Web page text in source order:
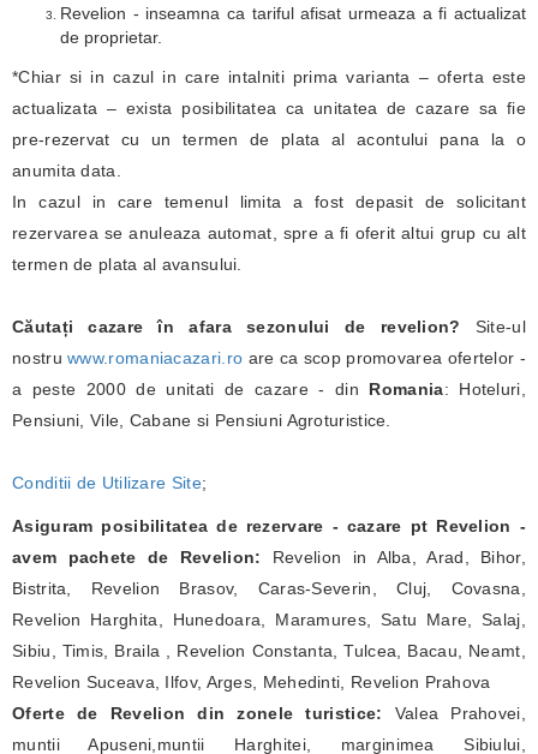
Revelion - inseamna ca tariful afisat urmeaza a fi actualizat
de proprietar.
*Chiar si in cazul in care intalniti prima varianta – oferta este
actualizata – exista posibilitatea ca unitatea de cazare sa fie
pre-rezervat cu un termen de plata al acontului pana la o
anumita data.
In cazul in care temenul limita a fost depasit de solicitant
rezervarea se anuleaza automat, spre a fi oferit altui grup cu alt
termen de plata al avansului.
Căutați cazare în afara sezonului de revelion? Site-ul
nostruwww.romaniacazari.ro are ca scop promovarea ofertelor -
a peste 2000 de unitati de cazare - din Romania: Hoteluri,
Pensiuni, Vile, Cabane si Pensiuni Agroturistice.
Conditii de Utilizare Site;
Asiguram posibilitatea de rezervare - cazare pt Revelion -
avem pachete de Revelion: Revelion in Alba, Arad, Bihor,
Bistrita, Revelion Brasov, Caras-Severin, Cluj, Covasna,
Revelion Harghita, Hunedoara, Maramures, Satu Mare, Salaj,
Sibiu, Timis, Braila , Revelion Constanta, Tulcea, Bacau, Neamt,
Revelion Suceava, Ilfov, Arges, Mehedinti, Revelion Prahova
Oferte de Revelion din zonele turistice: Valea Prahovei,
muntii Apuseni,muntii Harghitei, marginimea Sibiului,